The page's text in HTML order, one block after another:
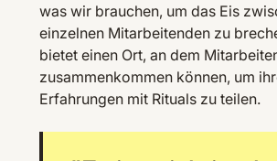
was wir brauchen, um das Eis
einzelnen Mitarbeitenden zu
bietet einen Ort, an dem
zusammenkommen können, um
Erfahrungen mit Rituals zu teilen.